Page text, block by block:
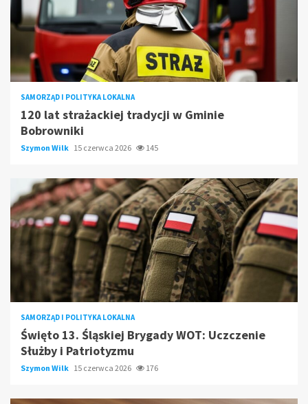
SAMORZĄD I POLITYKA LOKALNA
120 lat strażackiej tradycji w Gminie
Bobrowniki
Szymon Wilk 15 czerwca 2026 145
SAMORZĄD I POLITYKA LOKALNA
Święto 13. Śląskiej Brygady WOT: Uczczenie
Służby i Patriotyzmu
Szymon Wilk 15 czerwca 2026 176